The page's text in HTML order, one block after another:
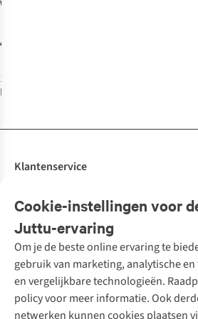
Wenskaart A
€5,95
1
beschikbaar
Cookie-instellingen voor
Juttu-ervaring
Om je de beste online ervaring te
gebruik van marketing, analytische
en vergelijkbare technologieën.
policy voor meer informatie. Ook
netwerken kunnen cookies plaatsen
Klantenservice
Bestellen
Betalen
10% studentenkorting
Klarna - achteraf betalen
Levering
Retourneren
Onze diensten
Tweedehands - ReJUsed
Kledingatelier
Personal shopping
Textielbox
Events / workshops
Juttu
Over ons
Juttu Friends
Inspiratie
Merken